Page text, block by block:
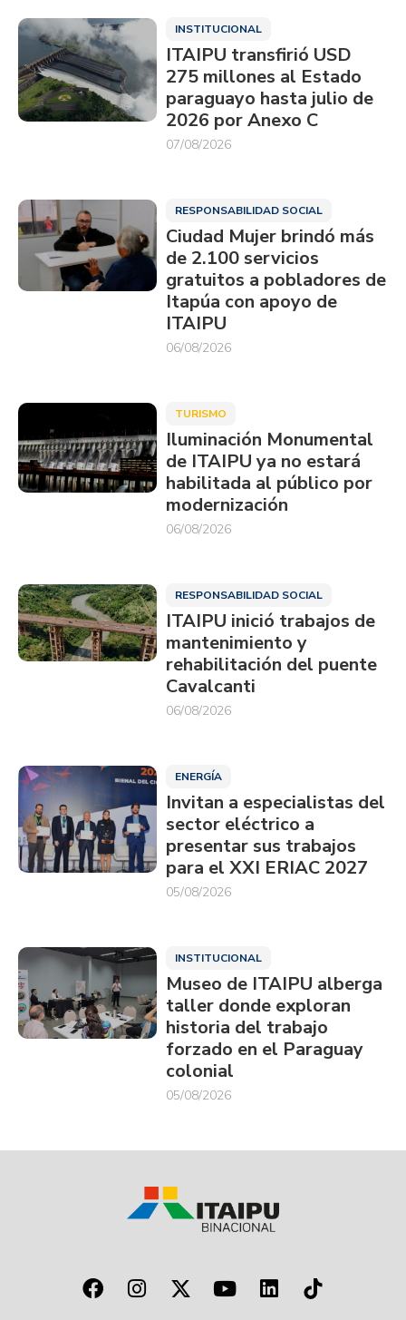
INSTITUCIONAL
ITAIPU transfirió USD
275 millones al Estado
paraguayo hasta julio de
2026 por Anexo C
07/08/2026
RESPONSABILIDAD SOCIAL
Ciudad Mujer brindó más
de 2.100 servicios
gratuitos a pobladores de
Itapúa con apoyo de
ITAIPU
06/08/2026
TURISMO
Iluminación Monumental
de ITAIPU ya no estará
habilitada al público por
modernización
06/08/2026
RESPONSABILIDAD SOCIAL
ITAIPU inició trabajos de
mantenimiento y
rehabilitación del puente
Cavalcanti
06/08/2026
ENERGÍA
Invitan a especialistas del
sector eléctrico a
presentar sus trabajos
para el XXI ERIAC 2027
05/08/2026
INSTITUCIONAL
Museo de ITAIPU alberga
taller donde exploran
historia del trabajo
forzado en el Paraguay
colonial
05/08/2026